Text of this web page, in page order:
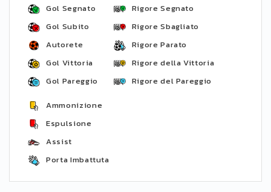
Gol Segnato
Gol Subito
Autorete
Gol Vittoria
Gol Pareggio
Rigore Segnato
Rigore Sbagliato
Rigore Parato
Rigore della Vittoria
Rigore del Pareggio
Ammonizione
Espulsione
Assist
Porta Imbattuta